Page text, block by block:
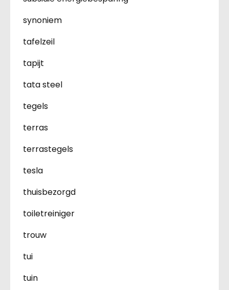
synoniem
tafelzeil
tapijt
tata steel
tegels
terras
terrastegels
tesla
thuisbezorgd
toiletreiniger
trouw
tui
tuin